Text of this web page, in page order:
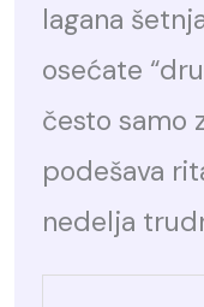
lagana
osećate
često samo
podešava
nedelja